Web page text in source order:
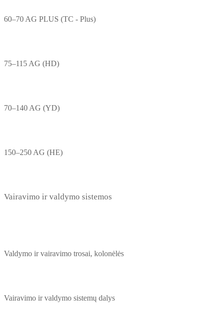
60–70 AG PLUS (TC - Plus)
75–115 AG (HD)
70–140 AG (YD)
150–250 AG (HE)
Vairavimo ir valdymo sistemos
Valdymo ir vairavimo trosai, kolonėlės
Vairavimo ir valdymo sistemų dalys